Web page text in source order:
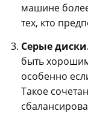
машине
тех, кто
Серые
быть
особенно
Такое